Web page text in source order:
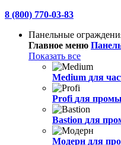
8 (800) 770-03-83
Панельные
Главное меню
Показать все
Medium для
Profi для
Bastion для
Модерн для